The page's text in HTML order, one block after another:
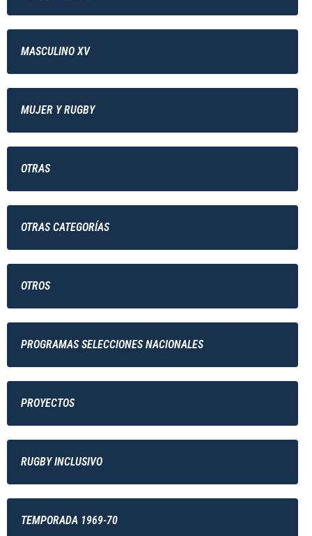
MASCULINO XV
MUJER Y RUGBY
OTRAS
OTRAS CATEGORÍAS
OTROS
PROGRAMAS SELECCIONES NACIONALES
PROYECTOS
RUGBY INCLUSIVO
TEMPORADA 1969-70